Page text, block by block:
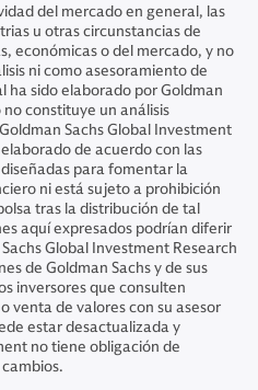
del mercado en general, las
u otras circunstancias de
económicas o del mercado, y no
ni como asesoramiento de
ha sido elaborado por Goldman
constituye un análisis
Sachs Global Investment
de acuerdo con las
para fomentar la
ni está sujeto a prohibición
tras la distribución de tal
aquí expresados podrían diferir
Global Investment Research
de Goldman Sachs y de sus
inversores que consulten
venta de valores con su asesor
estar desactualizada y
no tiene obligación de